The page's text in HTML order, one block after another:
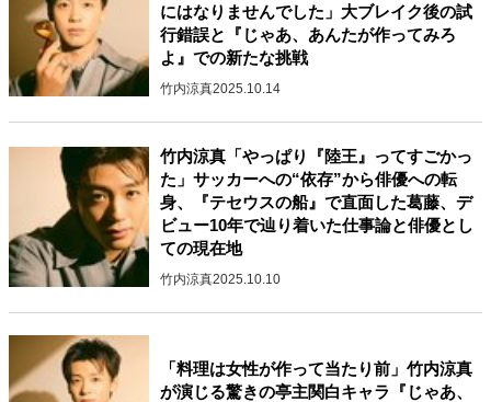
表現者の葛藤
人生が動いた日 10代の挫折と原点
キャリア・働き方
大人の学び直し
ファーストキャリアを拓く
夢を掴む選択
経営・ビジネス
トップが描く未来
にはなりませんでした」大ブレイク後の試
行錯誤と『じゃあ、あんたが作ってみろ
よ』での新たな挑戦
竹内涼真2025.10.14
竹内涼真「やっぱり『陸王』ってすごかっ
た」サッカーへの“依存”から俳優への転
身、『テセウスの船』で直面した葛藤、デ
ビュー10年で辿り着いた仕事論と俳優とし
ての現在地
竹内涼真2025.10.10
「料理は女性が作って当たり前」竹内涼真
が演じる驚きの亭主関白キャラ『じゃあ、